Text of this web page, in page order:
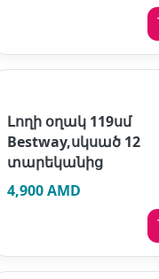
Լողի օղակ 119սմ
Bestway,սկսած 12
տարեկանից
4,900 AMD